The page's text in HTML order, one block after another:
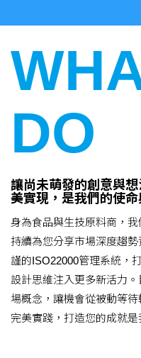
DO
讓尚未萌發的創意與
美實現，是我們的使
身為食品與生技原料商，
持續為您分享市場深度趨
謹的ISO22000管理系統，
設計思維注入更多新活力
場概念，讓機會從被動等
完美實踐，打造您的成就是